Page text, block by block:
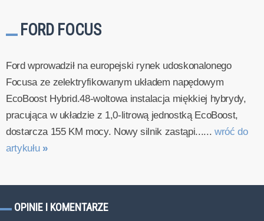
FORD FOCUS
Ford wprowadził na europejski rynek udoskonalonego
Focusa ze zelektryfikowanym układem napędowym
EcoBoost Hybrid.48-woltowa instalacja miękkiej hybrydy,
pracująca w układzie z 1,0-litrową jednostką EcoBoost,
dostarcza 155 KM mocy. Nowy silnik zastąpi...... wróć do
artykułu »
OPINIE I KOMENTARZE